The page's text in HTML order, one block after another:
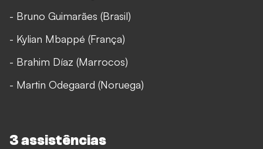
- Bruno Guimarães (Brasil)
- Kylian Mbappé (França)
- Brahim Díaz (Marrocos)
- Martin Odegaard (Noruega)
3 assistências